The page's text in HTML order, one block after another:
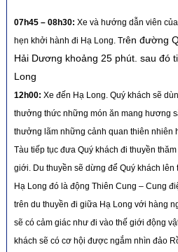
07h45 – 08h30: Xe và hướng dẫn viên
hẹn khởi hành đi Hạ Long. Trên đường
Hải Dương khoảng 25 phút. sau đó
Long
12h00: Xe đến Hạ Long. Quý khách sẽ
thưởng thức những món ăn mang hương
thưởng lãm những cảnh quan thiên nhiên
Tàu tiếp tục đưa Quý khách đi thuyền
giới. Du thuyền sẽ dừng để Quý khách lên
Hạ Long đó là động Thiên Cung – Cung
trên du thuyền đi giữa Hạ Long với hàng
sẽ có cảm giác như đi vào thế giới động
khách sẽ có cơ hội được ngắm nhìn đảo